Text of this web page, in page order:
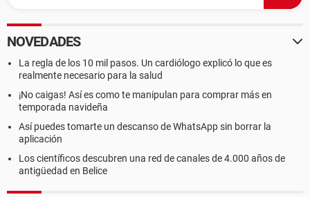
NOVEDADES
La regla de los 10 mil pasos. Un cardiólogo explicó lo que es
realmente necesario para la salud
¡No caigas! Así es como te manipulan para comprar más en
temporada navideña
Así puedes tomarte un descanso de WhatsApp sin borrar la
aplicación
Los científicos descubren una red de canales de 4.000 años de
antigüedad en Belice